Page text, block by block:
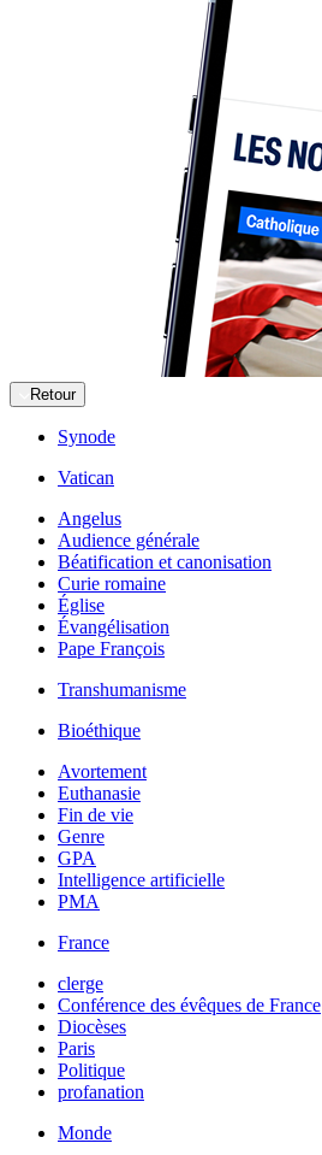
Retour
Synode
Vatican
Angelus
Audience générale
Béatification et canonisation
Curie romaine
Église
Évangélisation
Pape François
Transhumanisme
Bioéthique
Avortement
Euthanasie
Fin de vie
Genre
GPA
Intelligence artificielle
PMA
France
clerge
Conférence des évêques de France
Diocèses
Paris
Politique
profanation
Monde